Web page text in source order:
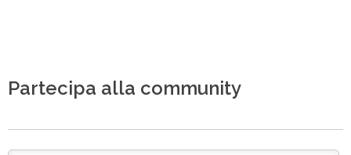
Partecipa alla community